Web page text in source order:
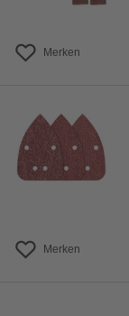
Merken
Merken